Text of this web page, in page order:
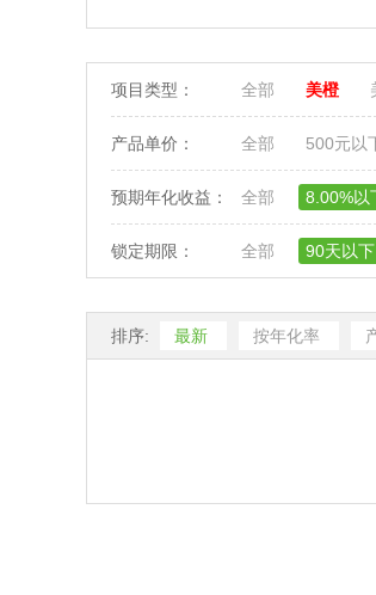
项目类型： 全部 美橙
产品单价： 全部 500元以
预期年化收益： 全部 8.00%以
锁定期限： 全部 90天以下
排序: 最新 按年化率